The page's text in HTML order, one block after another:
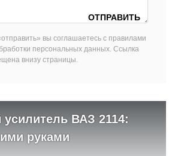
вы соглашаетесь с правилами
персональных данных. Ссылка
внизу страницы.
ВАЗ 2114:
руками